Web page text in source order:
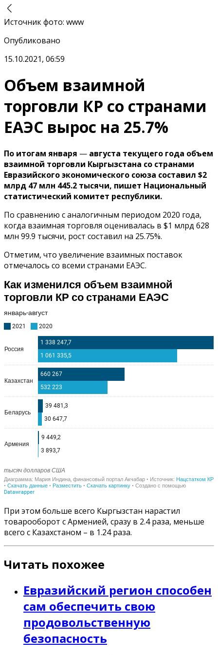
Источник фото: www
Опубликовано
15.10.2021, 06:59
Объем взаимной
торговли КР со странами
ЕАЭС вырос на 25.7%
По итогам января — августа текущего года объем
взаимной торговли Кыргызстана со странами
Евразийского экономического союза составил $2
млрд 47 млн 445.2 тысячи, пишет Национальный
статистический комитет республики.
По сравнению с аналогичным периодом 2020 года,
когда взаимная торговля оценивалась в $1 млрд 628
млн 99.9 тысячи, рост составил на 25.75%.
Отметим, что увеличение взаимных поставок
отмечалось со всеми странами ЕАЭС.
При этом больше всего Кыргызстан нарастил
товарооборот с Арменией, сразу в 2.4 раза, меньше
всего с Казахстаном – в 1.24 раза.
Читать похожее
Евразийский регион способен
сам обеспечить свою
продовольственную
безопасность